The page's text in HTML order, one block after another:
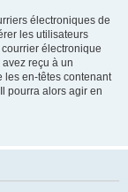
électroniques de
les utilisateurs
électronique
reçu à un
les en-têtes contenant
pourra alors agir en